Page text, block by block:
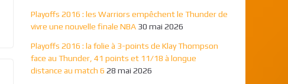
Playoffs 2016 : les Warriors empêchent le Thunder de
vivre une nouvelle finale NBA 30 mai 2026
Playoffs 2016 : la folie à 3-points de Klay Thompson
face au Thunder, 41 points et 11/18 à longue
distance au match 6 28 mai 2026